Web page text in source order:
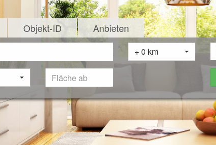
Objekt-ID Anbieten
+ 0 km